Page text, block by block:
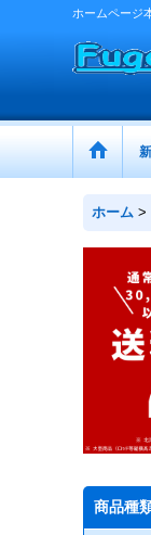
ホームページ
ホーム >
商品種